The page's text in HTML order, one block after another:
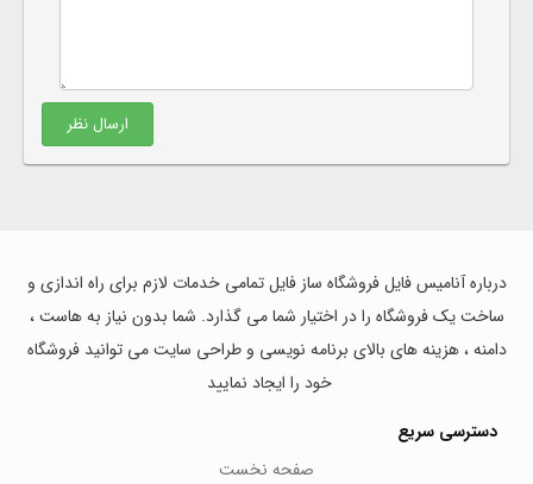
ارسال نظر
درباره آنامیس فایل فروشگاه ساز فایل تمامی خدمات لازم برای راه اندازی و
ساخت یک فروشگاه را در اختیار شما می گذارد. شما بدون نیاز به هاست ،
دامنه ، هزینه های بالای برنامه نویسی و طراحی سایت می توانید فروشگاه
خود را ایجاد نمایید
دسترسی سریع
صفحه نخست